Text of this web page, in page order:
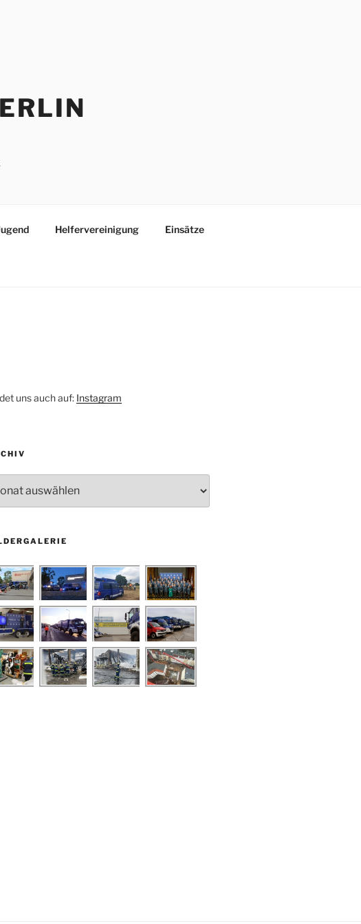
Helfervereinigung Einsätze
uns auch auf: Instagram